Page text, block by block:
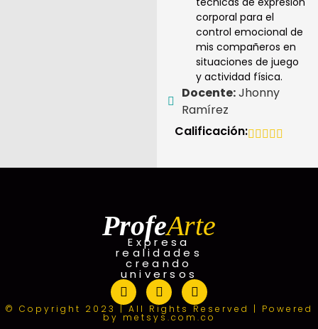
corporal para el
control emocional de
mis compañeros en
situaciones de juego
y actividad física.
Docente:Jhonny
Ramírez
Calificación:
ProfeArte
Expresa
realidades
creando
universos
© Copyright 2023 | All Rights Reserved | Powered
by metsys.com.co